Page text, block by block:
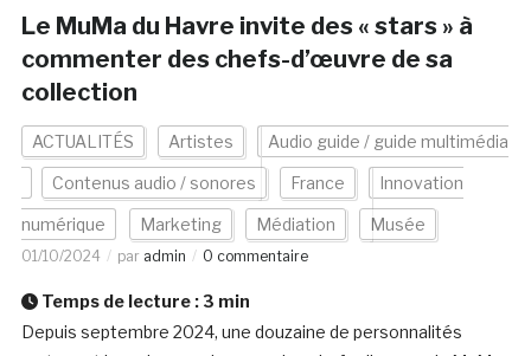
Le MuMa du Havre invite des « stars » à
commenter des chefs-d’œuvre de sa
collection
ACTUALITÉS Artistes Audio guide / guide multimédia
Contenus audio / sonores France Innovation
numérique Marketing Médiation Musée
01/10/2024 par admin 0 commentaire
Temps de lecture : 3 min
Depuis septembre 2024, une douzaine de personnalités